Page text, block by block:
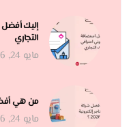
إليك أفضل
التجاري
مايو 24, 2026
من هي أفضل
مايو 24, 2026